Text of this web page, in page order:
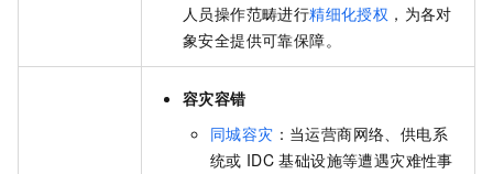
人员操作范畴进行精细化授权 ，为各对
象安全提供可靠保障。
容灾容错
同城容灾 ：当运营商网络、供电系
统或 IDC 基础设施等遭遇灾难性事